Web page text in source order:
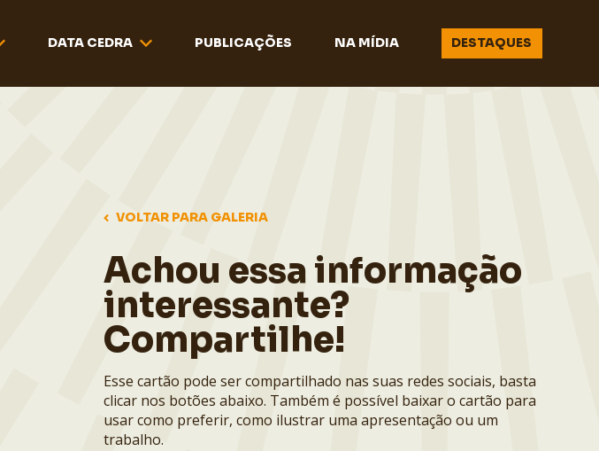
DATA CEDRA PUBLICAÇÕES NA MÍDIA DESTAQUES
VOLTAR PARA GALERIA
Achou essa informação
interessante?
Compartilhe!
Esse cartão pode ser compartilhado nas suas redes sociais, basta
clicar nos botões abaixo. Também é possível baixar o cartão para
usar como preferir, como ilustrar uma apresentação ou um
trabalho.